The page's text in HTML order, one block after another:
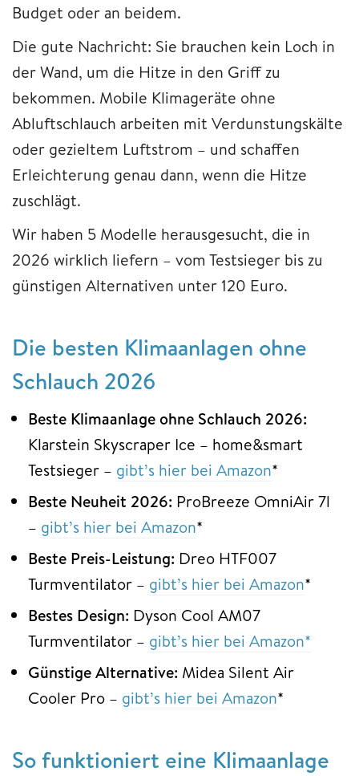
Budget oder an beidem.
Die gute Nachricht: Sie brauchen kein Loch in
der Wand, um die Hitze in den Griff zu
bekommen. Mobile Klimageräte ohne
Abluftschlauch arbeiten mit Verdunstungskälte
oder gezieltem Luftstrom – und schaffen
Erleichterung genau dann, wenn die Hitze
zuschlägt.
Wir haben 5 Modelle herausgesucht, die in
2026 wirklich liefern – vom Testsieger bis zu
günstigen Alternativen unter 120 Euro.
Die besten Klimaanlagen ohne
Schlauch 2026
Beste Klimaanlage ohne Schlauch 2026:
Klarstein Skyscraper Ice – home&smart
Testsieger – gibt’s hier bei Amazon*
Beste Neuheit 2026: ProBreeze OmniAir 7l
– gibt’s hier bei Amazon*
Beste Preis-Leistung: Dreo HTF007
Turmventilator – gibt’s hier bei Amazon*
Bestes Design: Dyson Cool AM07
Turmventilator – gibt’s hier bei Amazon*
Günstige Alternative: Midea Silent Air
Cooler Pro – gibt’s hier bei Amazon*
So funktioniert eine Klimaanlage